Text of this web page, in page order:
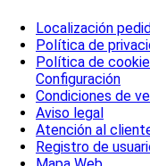
Localización
Política de
Política de
Configuración
Condiciones de
Aviso legal
Atención al
Registro de